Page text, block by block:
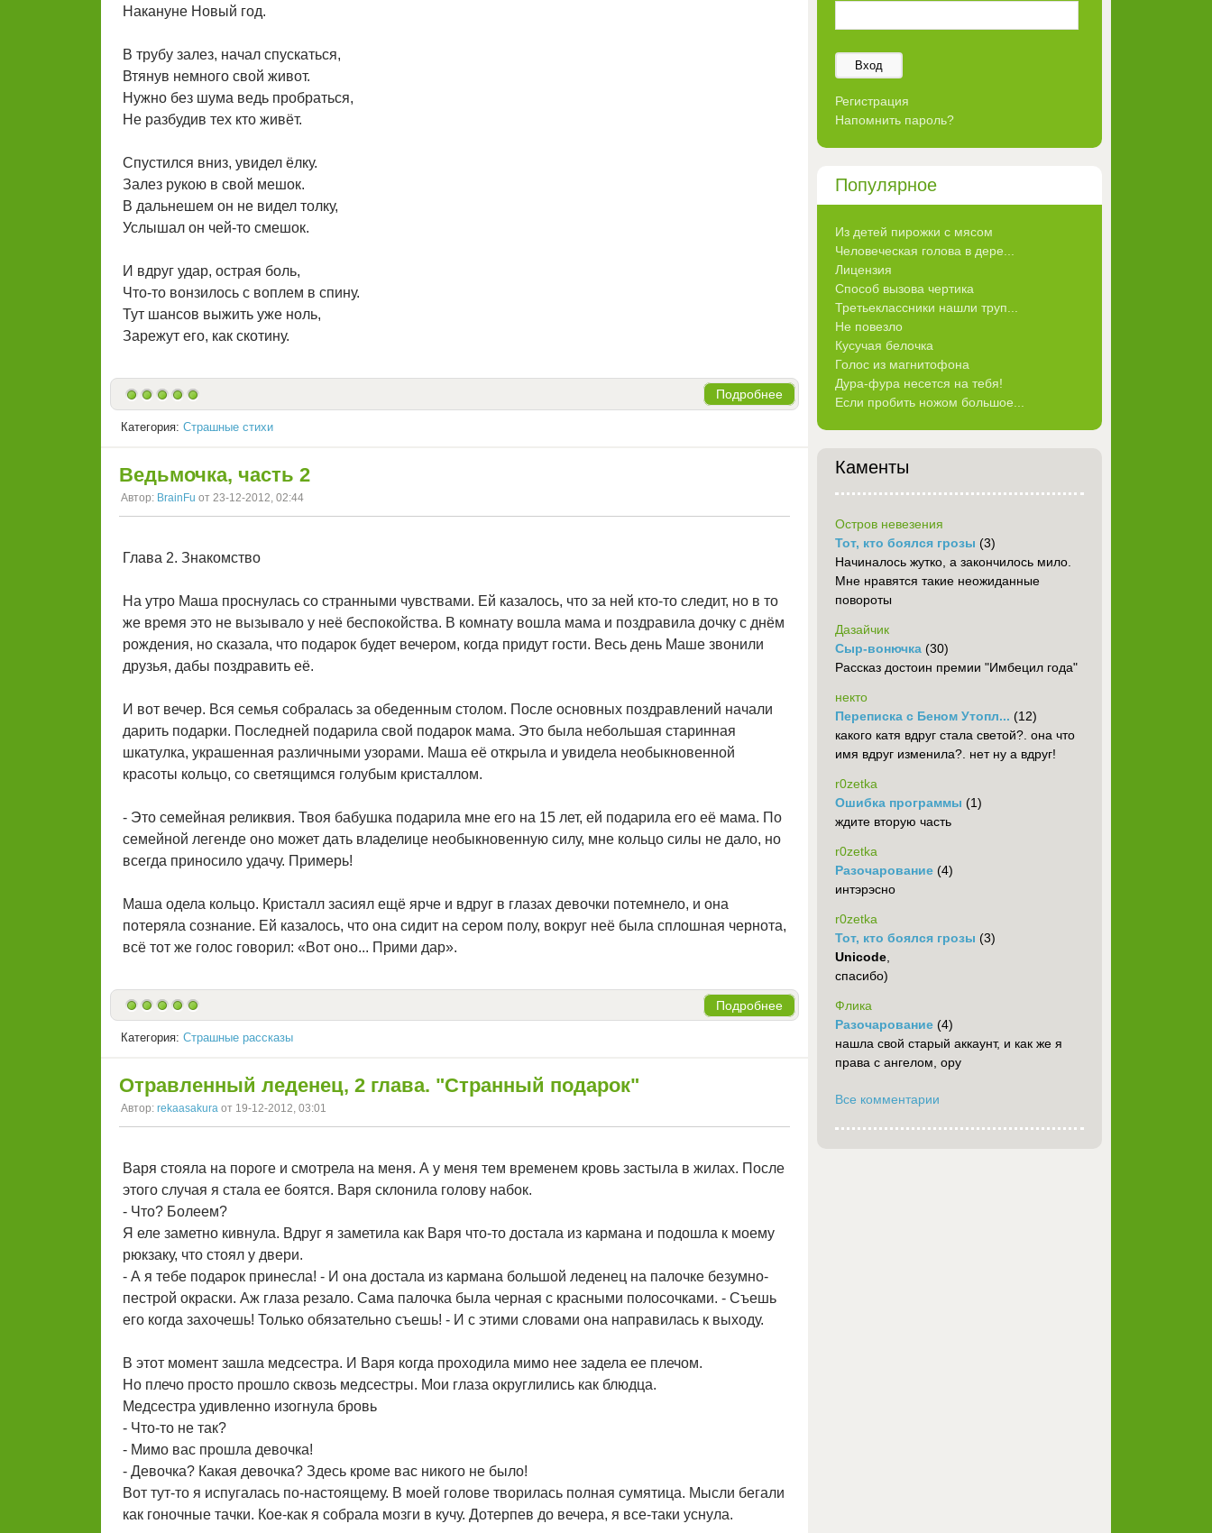
Накануне Новый год.
В трубу залез, начал спускаться,
Втянув немного свой живот.
Нужно без шума ведь пробраться,
Не разбудив тех кто живёт.
Спустился вниз, увидел ёлку.
Залез рукою в свой мешок.
В дальнешем он не видел толку,
Услышал он чей-то смешок.
И вдруг удар, острая боль,
Что-то вонзилось с воплем в спину.
Тут шансов выжить уже ноль,
Зарежут его, как скотину.
Подробнее
Категория: Страшные стихи
Ведьмочка, часть 2
Автор: BrainFu от 23-12-2012, 02:44
Глава 2. Знакомство
На утро Маша проснулась со странными чувствами. Ей казалось, что за ней кто-то следит, но в то
же время это не вызывало у неё беспокойства. В комнату вошла мама и поздравила дочку с днём
рождения, но сказала, что подарок будет вечером, когда придут гости. Весь день Маше звонили
друзья, дабы поздравить её.
И вот вечер. Вся семья собралась за обеденным столом. После основных поздравлений начали
дарить подарки. Последней подарила свой подарок мама. Это была небольшая старинная
шкатулка, украшенная различными узорами. Маша её открыла и увидела необыкновенной
красоты кольцо, со светящимся голубым кристаллом.
- Это семейная реликвия. Твоя бабушка подарила мне его на 15 лет, ей подарила его её мама. По
семейной легенде оно может дать владелице необыкновенную силу, мне кольцо силы не дало, но
всегда приносило удачу. Примерь!
Маша одела кольцо. Кристалл засиял ещё ярче и вдруг в глазах девочки потемнело, и она
потеряла сознание. Ей казалось, что она сидит на сером полу, вокруг неё была сплошная чернота,
всё тот же голос говорил: «Вот оно... Прими дар».
Подробнее
Категория: Страшные рассказы
Отравленный леденец, 2 глава. "Странный подарок"
Автор: rekaasakura от 19-12-2012, 03:01
Варя стояла на пороге и смотрела на меня. А у меня тем временем кровь застыла в жилах. После
этого случая я стала ее боятся. Варя склонила голову набок.
- Что? Болеем?
Я еле заметно кивнула. Вдруг я заметила как Варя что-то достала из кармана и подошла к моему
рюкзаку, что стоял у двери.
- А я тебе подарок принесла! - И она достала из кармана большой леденец на палочке безумно-
пестрой окраски. Аж глаза резало. Сама палочка была черная с красными полосочками. - Съешь
его когда захочешь! Только обязательно съешь! - И с этими словами она направилась к выходу.
В этот момент зашла медсестра. И Варя когда проходила мимо нее задела ее плечом.
Но плечо просто прошло сквозь медсестры. Мои глаза округлились как блюдца.
Медсестра удивленно изогнула бровь
- Что-то не так?
- Мимо вас прошла девочка!
- Девочка? Какая девочка? Здесь кроме вас никого не было!
Вот тут-то я испугалась по-настоящему. В моей голове творилась полная сумятица. Мысли бегали
как гоночные тачки. Кое-как я собрала мозги в кучу. Дотерпев до вечера, я все-таки уснула.
Вход
Регистрация
Напомнить пароль?
Популярное
Из детей пирожки с мясом
Человеческая голова в дере...
Лицензия
Способ вызова чертика
Третьеклассники нашли труп...
Не повезло
Кусучая белочка
Голос из магнитофона
Дура-фура несется на тебя!
Если пробить ножом большое...
Каменты
Остров невезения
Тот, кто боялся грозы (3)
Начиналось жутко, а закончилось мило.
Мне нравятся такие неожиданные
повороты
Дазайчик
Сыр-вонючка (30)
Рассказ достоин премии "Имбецил года"
некто
Переписка с Беном Утопл... (12)
какого катя вдруг стала светой?. она что
имя вдруг изменила?. нет ну а вдруг!
r0zetka
Ошибка программы (1)
ждите вторую часть
r0zetka
Разочарование (4)
интэрэсно
r0zetka
Тот, кто боялся грозы (3)
Unicode
спасибо)
Флика
Разочарование (4)
нашла свой старый аккаунт, и как же я
права с ангелом, ору
Все комментарии